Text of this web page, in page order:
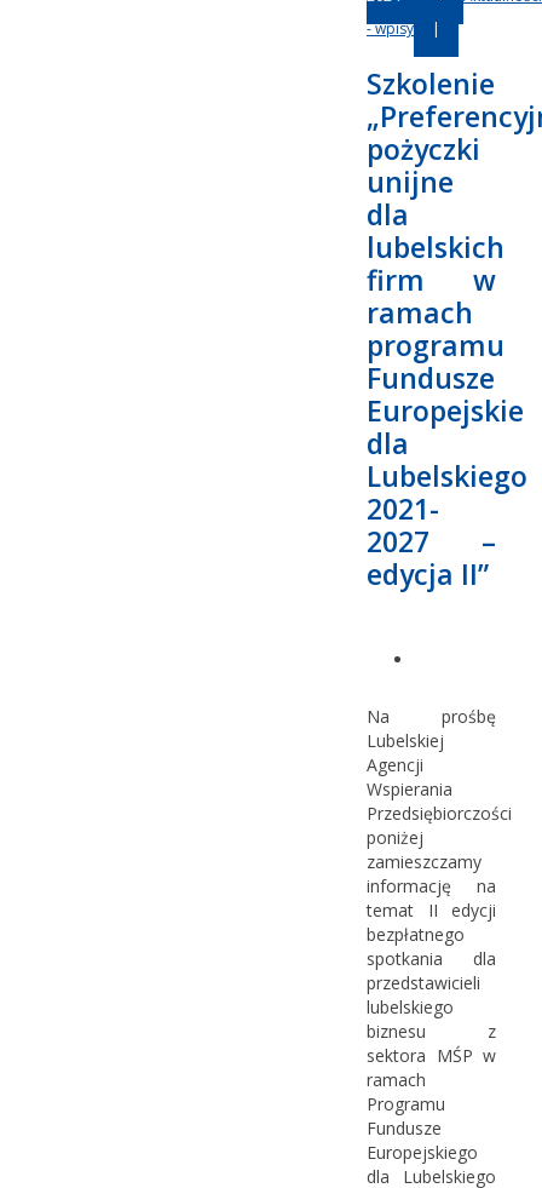
- wpisy
|
Szkolenie
pożyczki
unijne
dla
lubelskich
firm w
ramach
programu
Fundusze
Europejskie
dla
Lubelskiego
2021-
2027 –
edycja II”
Na prośbę
Lubelskiej
Agencji
Wspierania
Przedsiębiorczości
poniżej
zamieszczamy
informację na
temat II edycji
bezpłatnego
spotkania dla
przedstawicieli
lubelskiego
biznesu z
sektora MŚP w
ramach
Programu
Fundusze
Europejskiego
dla Lubelskiego